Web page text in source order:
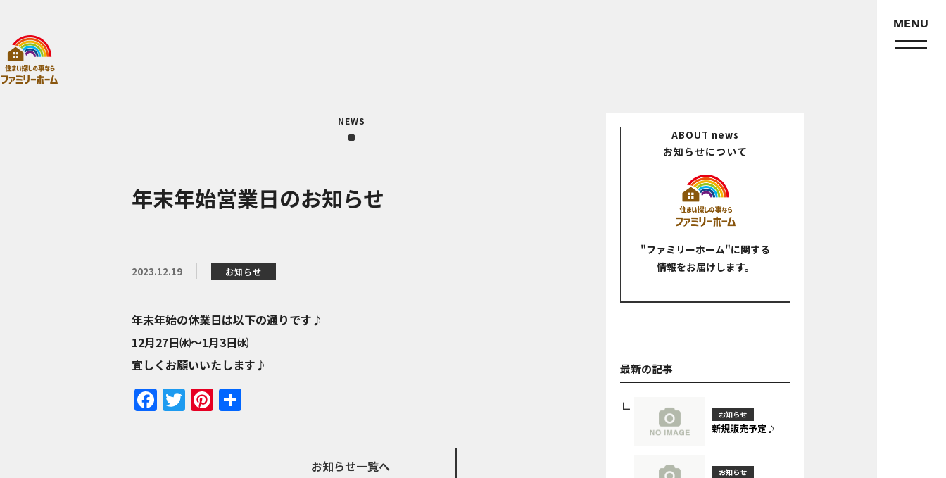
MENU
年末年始営業日のお知らせ
NEWS
2023.12.19 お知らせ
年末年始の休業日は以下の通りです♪
12月27日㈬～1月3日㈬
宜しくお願いいたします♪
Facebook
Twitter
Pinterest
お知らせ一覧へ
ABOUT news
お知らせについて
"ファミリーホーム"に関する
情報をお届けします。
最新の記事
お知らせ
新規販売予定♪
お知らせ